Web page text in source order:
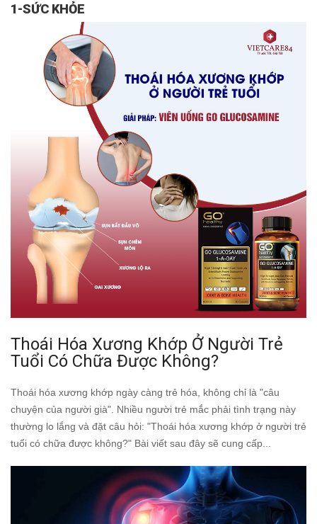
1-SỨC KHỎE
Thoái Hóa Xương Khớp Ở Người Trẻ
Tuổi Có Chữa Được Không?
Thoái hóa xương khớp ngày càng trẻ hóa, không chỉ là "câu
chuyện của người già". Nhiều người trẻ mắc phải tình trạng này
thường lo lắng và đặt câu hỏi: "Thoái hóa xương khớp ở người trẻ
tuổi có chữa được không?" Bài viết sau đây sẽ cung cấp...